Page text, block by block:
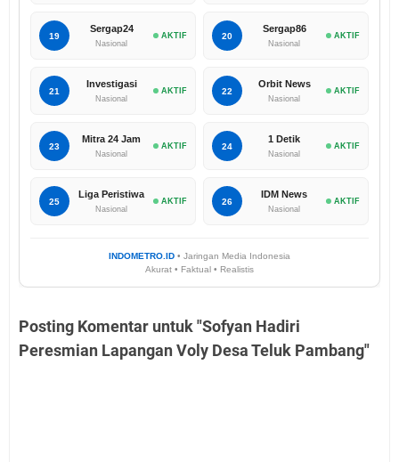
19
Sergap24
Nasional
AKTIF 20
Sergap86
Nasional
AKTIF
21
Investigasi
Nasional
AKTIF 22
Orbit News
Nasional
AKTIF
23
Mitra 24 Jam
Nasional
AKTIF 24
1 Detik
Nasional
AKTIF
25
Liga Peristiwa
Nasional
AKTIF 26
IDM News
Nasional
AKTIF
INDOMETRO.ID • Jaringan Media Indonesia
Akurat • Faktual • Realistis
Posting Komentar untuk "Sofyan Hadiri
Peresmian Lapangan Voly Desa Teluk Pambang"